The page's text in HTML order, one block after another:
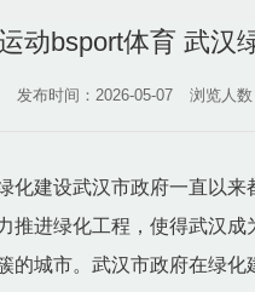
动bsport体育 武汉
发布时间：2026-05-07 浏览人数
化建设武汉市政府一直以来
推进绿化工程，使得武汉成
的城市。武汉市政府在绿化